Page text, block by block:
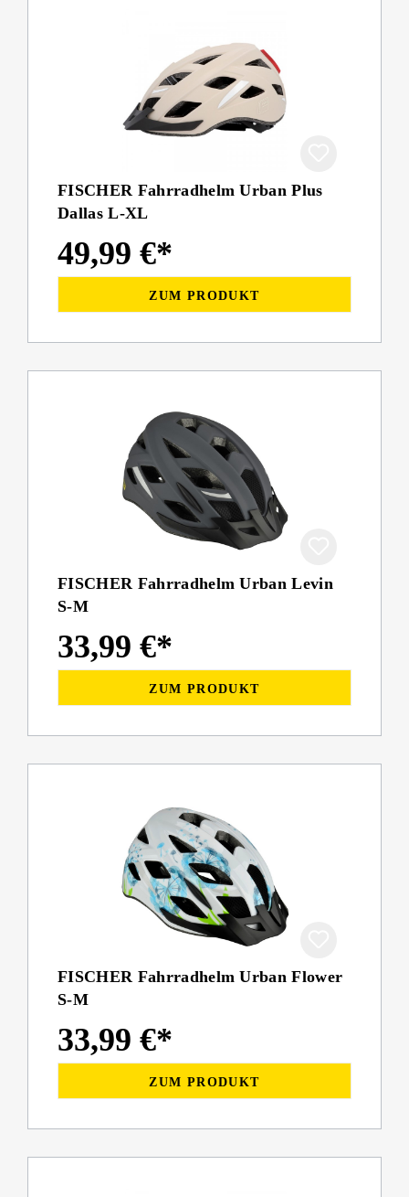
FISCHER Fahrradhelm Urban Plus
Dallas L-XL
49,99 €*
ZUM PRODUKT
FISCHER Fahrradhelm Urban Levin
S-M
33,99 €*
ZUM PRODUKT
FISCHER Fahrradhelm Urban Flower
S-M
33,99 €*
ZUM PRODUKT